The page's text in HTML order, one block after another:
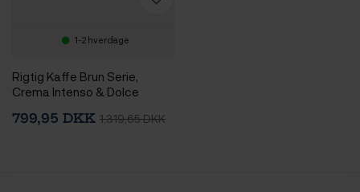
1-2 hverdage
Rigtig Kaffe Brun Serie,
Crema Intenso & Dolce
kaffebønner
799,95 DKK 1.319,65 DKK